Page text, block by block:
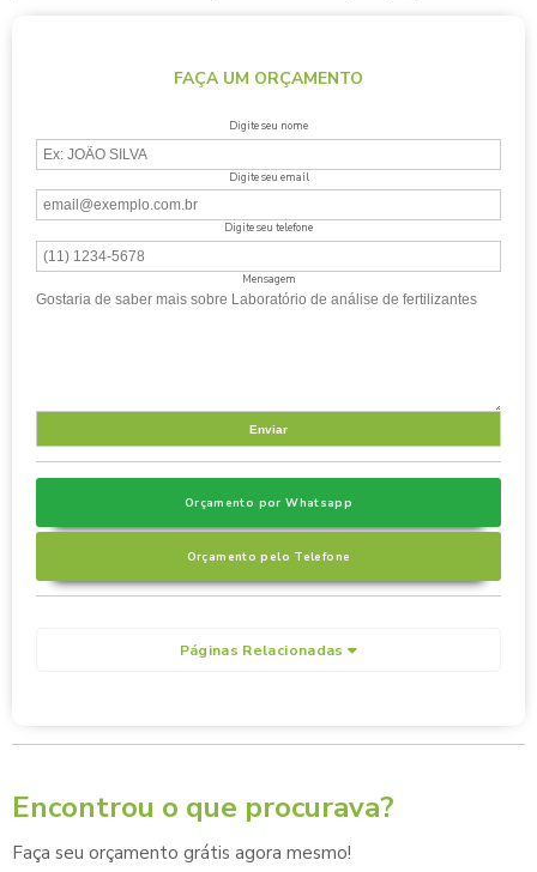
FAÇA UM ORÇAMENTO
Digite seu nome
Digite seu email
Digite seu telefone
Mensagem
Orçamento por Whatsapp
Orçamento pelo Telefone
Páginas Relacionadas
Encontrou o que procurava?
Faça seu orçamento grátis agora mesmo!